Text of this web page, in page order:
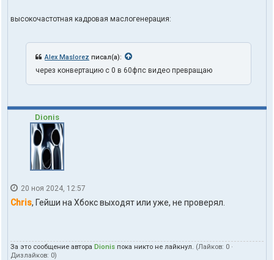
высокочастотная кадровая маслогенерация:
Alex Maslorez писал(а):
через конвертацию с 0 в 60фпс видео превращаю
Dionis
20 ноя 2024, 12:57
Chris, Гейши на Хбокс выходят или уже, не проверял.
За это сообщение автора Dionis пока никто не лайкнул. (Лайков: 0 ·
Дизлайков: 0)